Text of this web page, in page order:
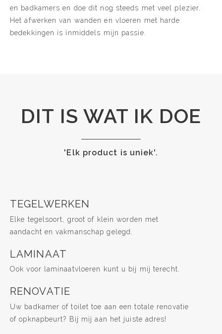
en badkamers en doe dit nog steeds met veel plezier.
Het afwerken van wanden en vloeren met harde
bedekkingen is inmiddels mijn passie.
DIT IS WAT IK DOE
'Elk product is uniek'.
TEGELWERKEN
Elke tegelsoort, groot of klein worden met
aandacht en vakmanschap gelegd.
LAMINAAT
Ook voor laminaatvloeren kunt u bij mij terecht.
RENOVATIE
Uw badkamer of toilet toe aan een totale renovatie
of opknapbeurt? Bij mij aan het juiste adres!